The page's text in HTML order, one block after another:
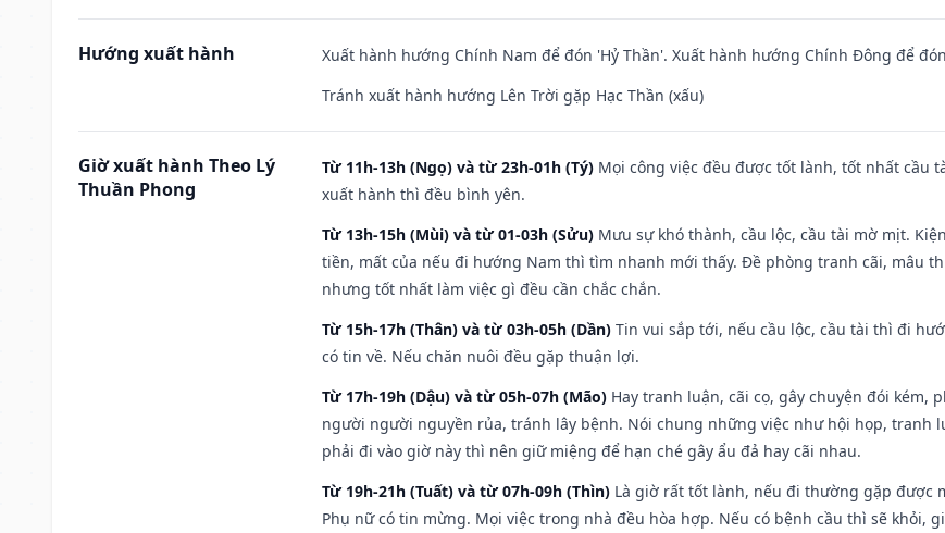
Hướng xuất hành
Xuất hành hướng Chính Nam để đón 'Hỷ Thần'. Xuất hành hướng Chính Đông để
Tránh xuất hành hướng Lên Trời gặp Hạc Thần (xấu)
Giờ xuất hành Theo Lý
Thuần Phong
Từ 11h-13h (Ngọ) và từ 23h-01h (Tý) Mọi công việc đều được tốt lành, tốt nhất cầu
xuất hành thì đều bình yên.
Từ 13h-15h (Mùi) và từ 01-03h (Sửu) Mưu sự khó thành, cầu lộc, cầu tài mờ mịt.
tiền, mất của nếu đi hướng Nam thì tìm nhanh mới thấy. Đề phòng tranh cãi, mâu
nhưng tốt nhất làm việc gì đều cần chắc chắn.
Từ 15h-17h (Thân) và từ 03h-05h (Dần) Tin vui sắp tới, nếu cầu lộc, cầu tài thì đi
có tin về. Nếu chăn nuôi đều gặp thuận lợi.
Từ 17h-19h (Dậu) và từ 05h-07h (Mão) Hay tranh luận, cãi cọ, gây chuyện đói
người người nguyền rủa, tránh lây bệnh. Nói chung những việc như hội họp, tranh
phải đi vào giờ này thì nên giữ miệng để hạn ché gây ẩu đả hay cãi nhau.
Từ 19h-21h (Tuất) và từ 07h-09h (Thìn) Là giờ rất tốt lành, nếu đi thường gặp được
Phụ nữ có tin mừng. Mọi việc trong nhà đều hòa hợp. Nếu có bệnh cầu thì sẽ khỏi,